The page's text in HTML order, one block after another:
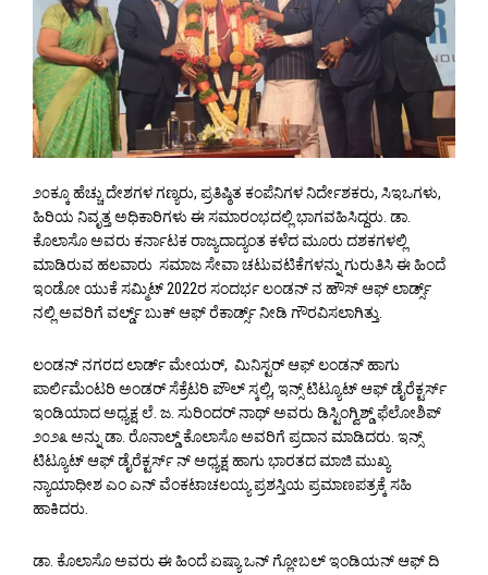
೨೦ಕ್ಕೂ ಹೆಚ್ಚು ದೇಶಗಳ ಗಣ್ಯರು, ಪ್ರತಿಷ್ಠಿತ ಕಂಪೆನಿಗಳ ನಿರ್ದೇಶಕರು, ಸಿಇಒಗಳು,
ಹಿರಿಯ ನಿವೃತ್ತ ಅಧಿಕಾರಿಗಳು ಈ ಸಮಾರಂಭದಲ್ಲಿ ಭಾಗವಹಿಸಿದ್ದರು. ಡಾ.
ಕೊಲಾಸೊ ಅವರು ಕರ್ನಾಟಕ ರಾಜ್ಯದಾದ್ಯಂತ ಕಳೆದ ಮೂರು ದಶಕಗಳಲ್ಲಿ
ಮಾಡಿರುವ ಹಲವಾರು ಸಮಾಜ ಸೇವಾ ಚಟುವಟಿಕೆಗಳನ್ನು ಗುರುತಿಸಿ ಈ ಹಿಂದೆ
ಇಂಡೋ ಯುಕೆ ಸಮ್ಮಿಟ್ 2022ರ ಸಂದರ್ಭ ಲಂಡನ್ ನ ಹೌಸ್ ಆಫ್ ಲಾರ್ಡ್ಸ್
ನಲ್ಲಿ ಅವರಿಗೆ ವರ್ಲ್ಡ್ ಬುಕ್ ಆಫ್ ರೆಕಾರ್ಡ್ಸ್ ನೀಡಿ ಗೌರವಿಸಲಾಗಿತ್ತು.
ಲಂಡನ್ ನಗರದ ಲಾರ್ಡ್ ಮೇಯರ್, ಮಿನಿಸ್ಟರ್ ಆಫ್ ಲಂಡನ್ ಹಾಗು
ಪಾರ್ಲಿಮೆಂಟರಿ ಅಂಡರ್ ಸೆಕ್ರೆಟರಿ ಪೌಲ್ ಸ್ಕಲ್ಲಿ, ಇನ್ಸ್ ಟಿಟ್ಯೂಟ್ ಆಫ್ ಡೈರೆಕ್ಟರ್ಸ್
ಇಂಡಿಯಾದ ಅಧ್ಯಕ್ಷ ಲೆ. ಜ. ಸುರಿಂದರ್ ನಾಥ್ ಅವರು ಡಿಸ್ಟಿಂಗ್ವಿಶ್ಡ್ ಫೆಲೋಶಿಪ್
೨೦೨೩ ಅನ್ನು ಡಾ. ರೊನಾಲ್ಡ್ ಕೊಲಾಸೊ ಅವರಿಗೆ ಪ್ರದಾನ ಮಾಡಿದರು. ಇನ್ಸ್
ಟಿಟ್ಯೂಟ್ ಆಫ್ ಡೈರೆಕ್ಟರ್ಸ್ ನ್ ಅಧ್ಯಕ್ಷ ಹಾಗು ಭಾರತದ ಮಾಜಿ ಮುಖ್ಯ
ನ್ಯಾಯಾಧೀಶ ಎಂ ಎನ್ ವೆಂಕಟಾಚಲಯ್ಯ ಪ್ರಶಸ್ತಿಯ ಪ್ರಮಾಣಪತ್ರಕ್ಕೆ ಸಹಿ
ಹಾಕಿದರು.
ಡಾ. ಕೊಲಾಸೊ ಅವರು ಈ ಹಿಂದೆ ಏಷ್ಯಾ ಒನ್ ಗ್ಲೋಬಲ್ ಇಂಡಿಯನ್ ಆಫ್ ದಿ